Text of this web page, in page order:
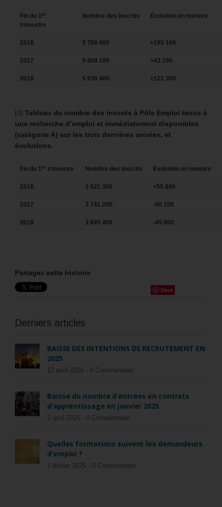
Fin du 1er
trimestre
Nombre des inscrits Évolution en nombre
2016 5 766 000 +195 100
2017 5 809 100 +43 100
2018 5 930 400 +121 300
[3] Tableau du nombre des inscrits à Pôle Emploi tenus à
une recherche d’emploi et immédiatement disponibles
(catégorie A) sur les trois dernières années, et
évolutions.
Fin du 1er trimestre Nombre des inscrits Évolution en nombre
2016 3 821 300 +55 800
2017 3 741 200 -80 100
2018 3 695 400 -45 800
Partagez cette histoire
Save
Derniers articles
BAISSE DES INTENTIONS DE RECRUTEMENT EN
2025
12 avril 2025 - 0 Commentaire
Baisse du nombre d’entrées en contrats
d’apprentissage en janvier 2025.
2 avril 2025 - 0 Commentaire
Quelles formations suivent les demandeurs
d’emploi ?
7 février 2025 - 0 Commentaire